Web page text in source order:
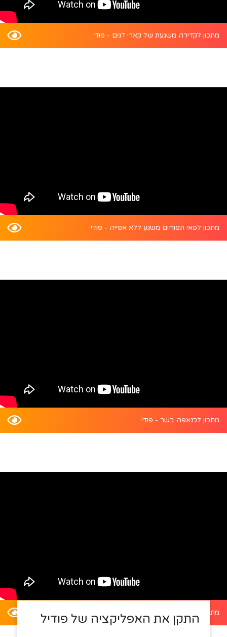
מתכון לקדירה משגעת של קארי דגים - פודי
מתכון לפאי תפוחים משגע ללא אפייה - פודי
מתכון לכנאפה בשר - פודי
מתכון לדלעת ערמונים במילוי סלט קינואה - פודי
התקן את האפליקציה של פודיל